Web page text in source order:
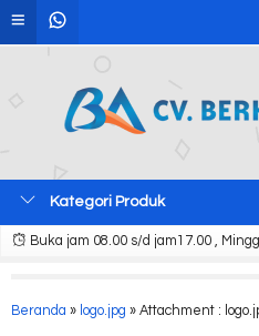
Kategori Produk
Buka jam 08.00 s/d jam17.00 ,
Beranda » logo.jpg » Attachment :